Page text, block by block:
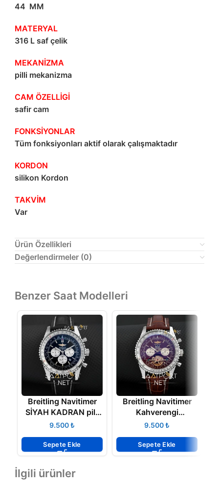
44 MM
MATERYAL
316 L saf çelik
MEKANİZMA
pilli mekanizma
CAM ÖZELLİGİ
safir cam
FONKSİYONLAR
Tüm fonksiyonları aktif olarak çalışmaktadır
KORDON
silikon Kordon
TAKVİM
Var
Ürün Özellikleri
Değerlendirmeler (0)
Benzer Saat Modelleri
Breitling Navitimer
SİYAH KADRAN pilli
kronometreli
₺
Sepete Ekle
Breitling Navitimer
Kahverengi
Türbülonlu Otomatik
₺
Sepete Ekle
İlgili ürünler